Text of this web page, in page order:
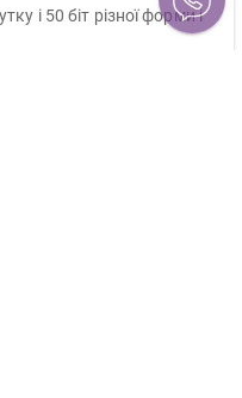
і 50 біт різної форми і